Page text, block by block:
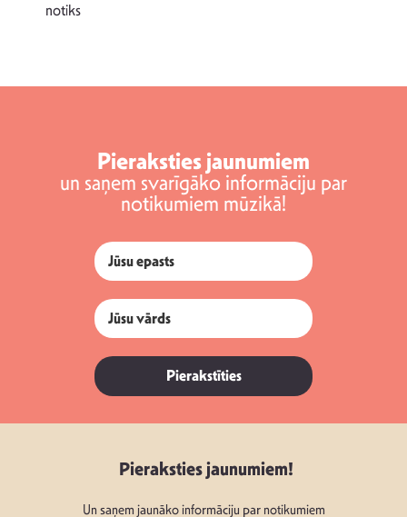
notiks
Pieraksties jaunumiem
un saņem svarīgāko informāciju par
notikumiem mūzikā!
Pierakstīties
Pieraksties jaunumiem!
Un saņem jaunāko informāciju par notikumiem